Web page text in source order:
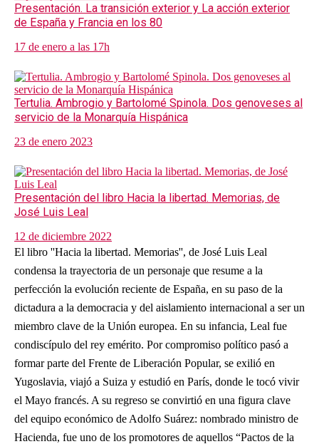
Presentación. La transición exterior y La acción exterior
de España y Francia en los 80
17 de enero a las 17h
Tertulia. Ambrogio y Bartolomé Spinola. Dos genoveses al
servicio de la Monarquía Hispánica
23 de enero 2023
Presentación del libro Hacia la libertad. Memorias, de
José Luis Leal
12 de diciembre 2022
El libro ''Hacia la libertad. Memorias'', de José Luis Leal
condensa la trayectoria de un personaje que resume a la
perfección la evolución reciente de España, en su paso de la
dictadura a la democracia y del aislamiento internacional a ser un
miembro clave de la Unión europea. En su infancia, Leal fue
condiscípulo del rey emérito. Por compromiso político pasó a
formar parte del Frente de Liberación Popular, se exilió en
Yugoslavia, viajó a Suiza y estudió en París, donde le tocó vivir
el Mayo francés. A su regreso se convirtió en una figura clave
del equipo económico de Adolfo Suárez: nombrado ministro de
Hacienda, fue uno de los promotores de aquellos “Pactos de la